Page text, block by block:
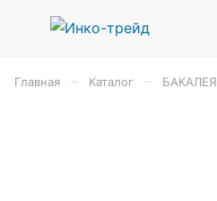
Главная Каталог БАКАЛЕЯ